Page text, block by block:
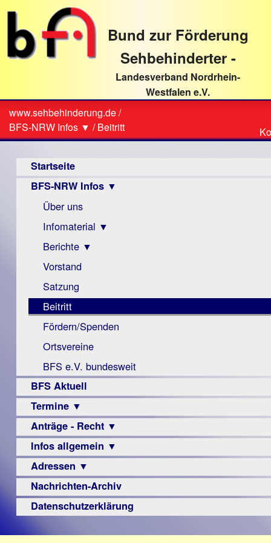
direkt
Textinhalt
Bund zur Förderung
Sehbehinderter -
Landesverband Nordrhein-
Westfalen e.V.
Sie
sind
hier
www.sehbehinderung.de/
BFS-NRW Infos ▼ /Beitritt
Startseite
BFS-NRW Infos ▼
Über uns
Infomaterial ▼
Visus
Zeitschrift
Monokular
Mac
Instagram-
Links
Berichte ▼
Archiv
Berichte
Vorstand
Satzung
Beitritt
Fördern/Spenden
Ortsvereine
BFS e.V. bundesweit
BFS Aktuell
Termine ▼
Veranstaltungsprogramme
Anträge - Recht ▼
Archiv
Urteile
Infos allgemein ▼
Sehbehinderung
Frühförderung
Schule
–
Adressen ▼
Augenoptiker
Berufsbildungswerke
Nachrichten-Archiv
Datenschutzerklärung